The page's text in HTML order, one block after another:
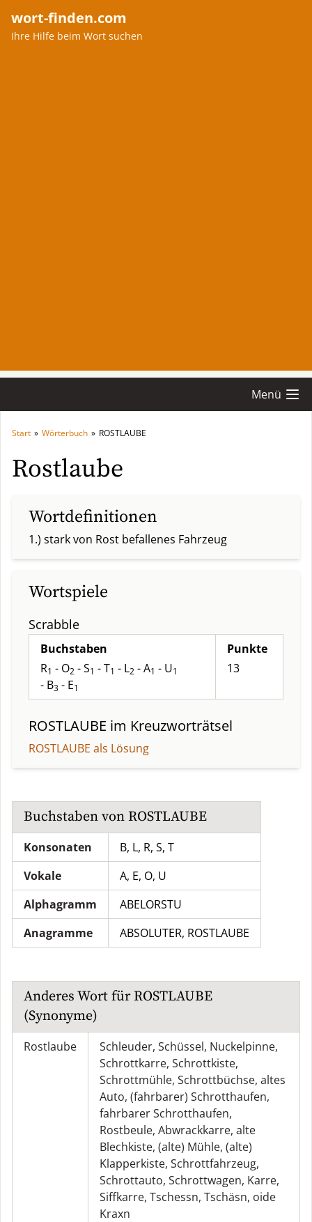
wort-finden.com
Ihre Hilfe beim Wort suchen
Menü
Start » Wörterbuch » ROSTLAUBE
Rostlaube
Wortdefinitionen
1.) stark von Rost befallenes Fahrzeug
Wortspiele
Scrabble
Buchstaben
R1 - O2 - S1 - T1 - L2 - A1 - U1
- B3 - E1
Punkte
13
ROSTLAUBE im Kreuzworträtsel
ROSTLAUBE als Lösung
Buchstaben von ROSTLAUBE
Konsonaten
B, L, R, S, T
Vokale
A, E, O, U
Alphagramm
ABELORSTU
Anagramme
ABSOLUTER, ROSTLAUBE
Anderes Wort fürROSTLAUBE
(Synonyme)
Rostlaube Schleuder, Schüssel, Nuckelpinne,
Schrottkarre, Schrottkiste,
Schrottmühle, Schrottbüchse, altes
Auto, (fahrbarer) Schrotthaufen,
fahrbarer Schrotthaufen,
Rostbeule, Abwrackkarre, alte
Blechkiste, (alte) Mühle, (alte)
Klapperkiste, Schrottfahrzeug,
Schrottauto, Schrottwagen, Karre,
Siffkarre, Tschessn, Tschäsn, oide
Kraxn